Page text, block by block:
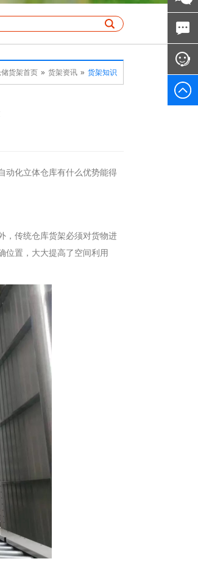
货架首页 » 货架资讯 » 货架知识
动化立体仓库有什么优势能得
，传统仓库货架必须对货物进
位置，大大提高了空间利用